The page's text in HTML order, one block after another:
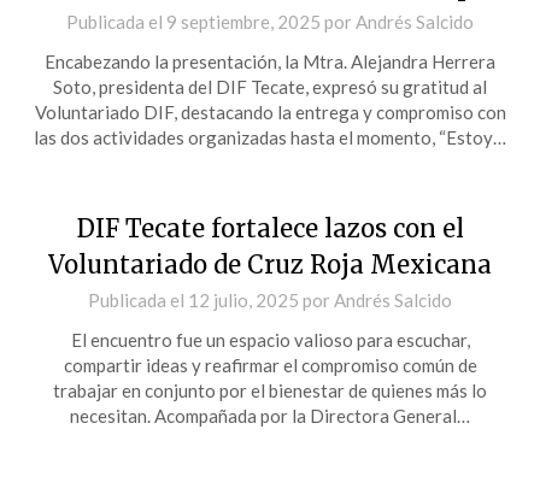
Publicada el 9 septiembre, 2025 por Andrés Salcido
Encabezando la presentación, la Mtra. Alejandra Herrera
Soto, presidenta del DIF Tecate, expresó su gratitud al
Voluntariado DIF, destacando la entrega y compromiso con
las dos actividades organizadas hasta el momento, “Estoy…
DIF Tecate fortalece lazos con el
Voluntariado de Cruz Roja Mexicana
Publicada el 12 julio, 2025 por Andrés Salcido
El encuentro fue un espacio valioso para escuchar,
compartir ideas y reafirmar el compromiso común de
trabajar en conjunto por el bienestar de quienes más lo
necesitan. Acompañada por la Directora General…